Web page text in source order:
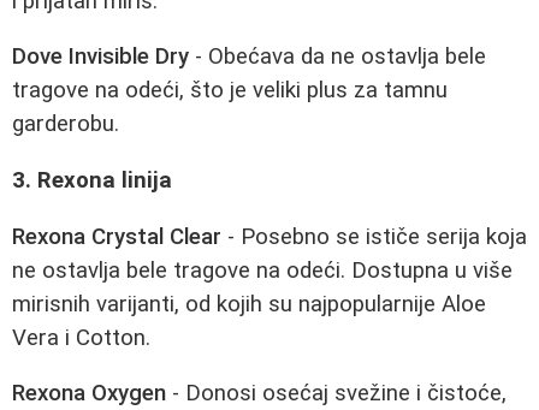
Dove Invisible Dry - Obećava da ne ostavlja bele
tragove na odeći, što je veliki plus za tamnu
garderobu.
3. Rexona linija
Rexona Crystal Clear - Posebno se ističe serija koja
ne ostavlja bele tragove na odeći. Dostupna u više
mirisnih varijanti, od kojih su najpopularnije Aloe
Vera i Cotton.
Rexona Oxygen - Donosi osećaj svežine i čistoće,